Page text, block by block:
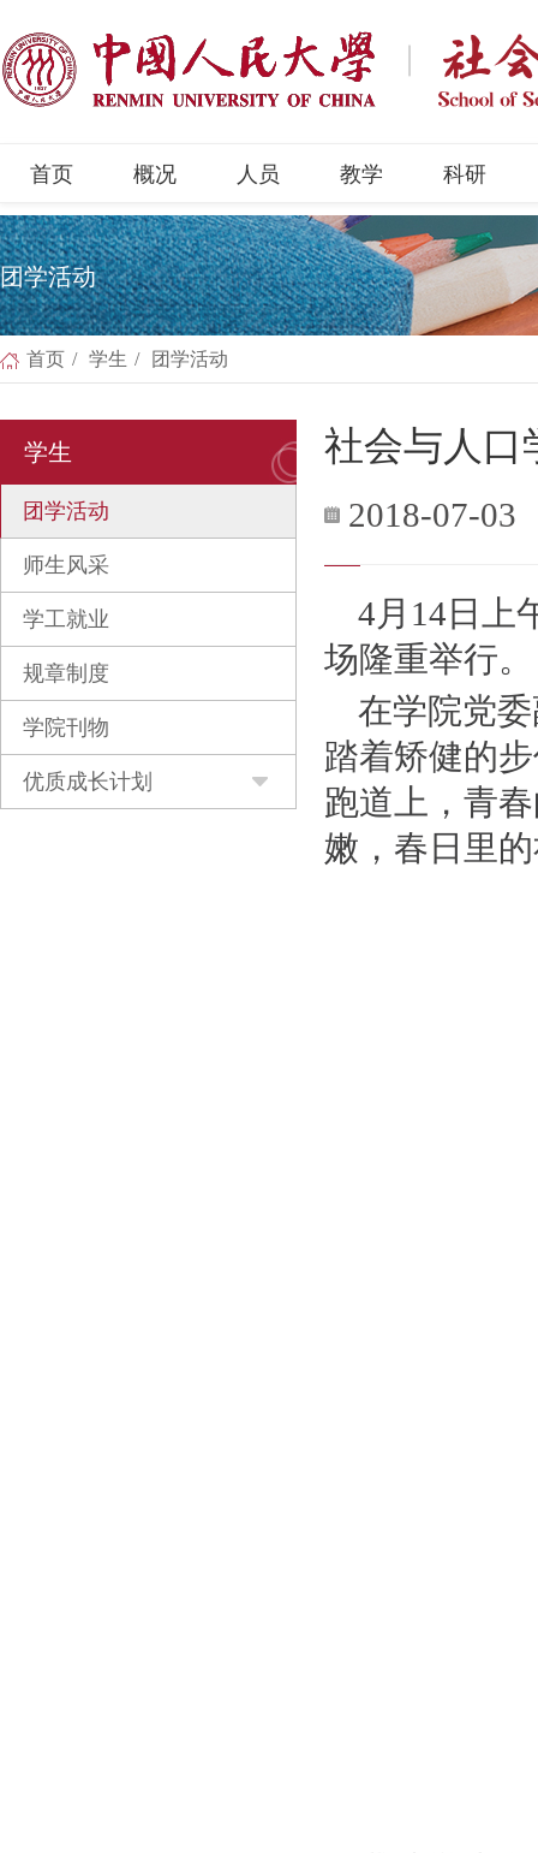
首页 概况 人员 教学 科研
团学活动
首页 / 学生 / 团学活动
学生
团学活动
师生风采
学工就业
规章制度
学院刊物
优质成长计划
社会与人口
2018-07-03
4月14日上
场隆重举行。
在学院党
踏着矫健的
跑道上，青
嫩，春日里